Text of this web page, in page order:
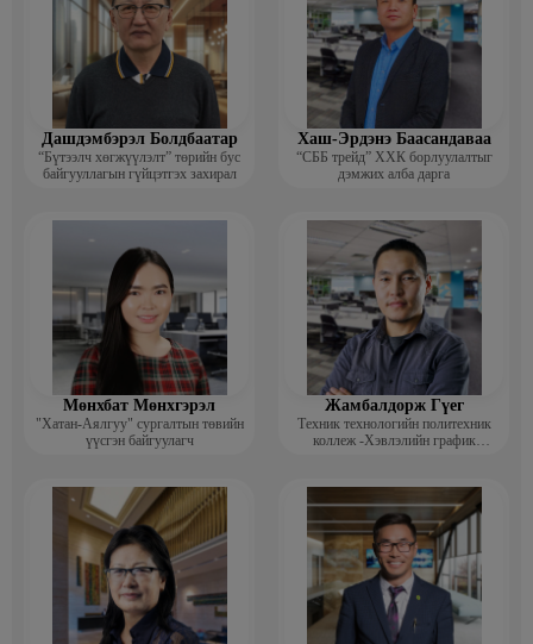
Дашдэмбэрэл Болдбаатар
“Бүтээлч хөгжүүлэлт” төрийн бус
байгууллагын гүйцэтгэх захирал
Хаш-Эрдэнэ Баасандаваа
“СББ трейд” ХХК борлуулалтыг
дэмжих алба дарга
Мөнхбат Мөнхгэрэл
"Хатан-Аялгуу" сургалтын төвийн
үүсгэн байгуулагч
Жамбалдорж Гүег
Техник технологийн политехник
коллеж -Хэвлэлийн график